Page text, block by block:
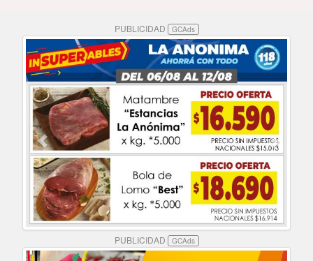
PUBLICIDAD GCAds
PUBLICIDAD GCAds